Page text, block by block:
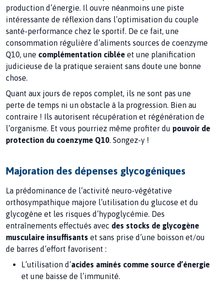
production d’énergie. Il ouvre néanmoins une piste
intéressante de réflexion dans l’optimisation du couple
santé-performance chez le sportif. De ce fait, une
consommation régulière d’aliments sources de coenzyme
Q10, une complémentation ciblée et une planification
judicieuse de la pratique seraient sans doute une bonne
chose.
Quant aux jours de repos complet, ils ne sont pas une
perte de temps ni un obstacle à la progression. Bien au
contraire ! Ils autorisent récupération et régénération de
l’organisme. Et vous pourriez même profiter du pouvoir de
protection du coenzyme Q10. Songez-y !
Majoration des dépenses glycogéniques
La prédominance de l’activité neuro-végétative
orthosympathique majore l’utilisation du glucose et du
glycogène et les risques d’hypoglycémie. Des
entraînements effectués avec des stocks de glycogène
musculaire insuffisants et sans prise d’une boisson et/ou
de barres d’effort favorisent :
L’utilisation d’acides aminés comme source d’énergie
et une baisse de l’immunité.